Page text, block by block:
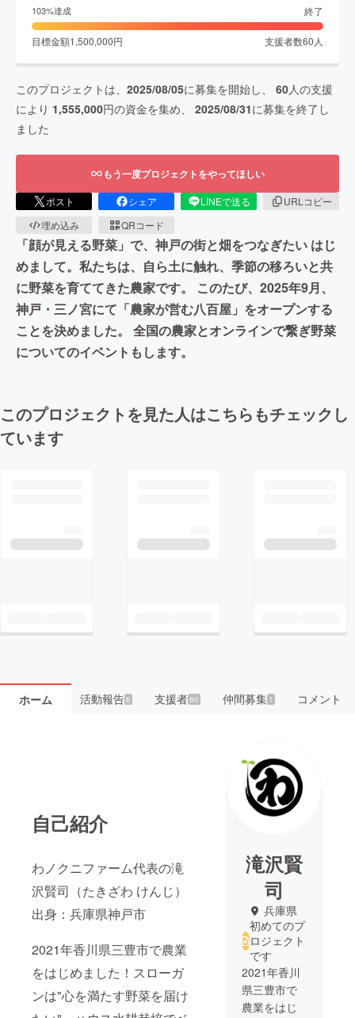
103%達成 終了
目標金額1,500,000円 支援者数60 人
このプロジェクトは、 2025/08/05に募集を開始し、 60人の支援
により 1,555,000円の資金を集め、 2025/08/31に募集を終了し
ました
もう一度プロジェクトをやってほしい
ポスト シェア LINEで送る
URLコピー
埋め込み
QRコード
「顔が見える野菜」で、神戸の街と畑をつなぎたい はじ
めまして。私たちは、自ら土に触れ、季節の移ろいと共
に野菜を育ててきた農家です。 このたび、2025年9月、
神戸・三ノ宮にて「農家が営む八百屋」をオープンする
ことを決めました。 全国の農家とオンラインで繋ぎ野菜
についてのイベントもします。
このプロジェクトを見た人はこちらもチェックし
ています
ホーム 活動報告6 支援者60 仲間募集 1 コメント
自己紹介
わノクニファーム代表の滝
沢賢司（たきざわ けんじ）
出身：兵庫県神戸市
2021年香川県三豊市で農業
をはじめました！スローガ
ンは"心を満たす野菜を届け
滝沢賢
司
兵庫県
初めてのプ
ロジェクト
です
2021年香川
県三豊市で
農業をはじ